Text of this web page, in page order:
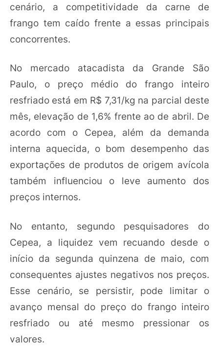
cenário, a competitividade da carne de
frango tem caído frente a essas principais
concorrentes.
No mercado atacadista da Grande São
Paulo, o preço médio do frango inteiro
resfriado está em R$ 7,31/kg na parcial deste
mês, elevação de 1,6% frente ao de abril. De
acordo com o Cepea, além da demanda
interna aquecida, o bom desempenho das
exportações de produtos de origem avícola
também influenciou o leve aumento dos
preços internos.
No entanto, segundo pesquisadores do
Cepea, a liquidez vem recuando desde o
início da segunda quinzena de maio, com
consequentes ajustes negativos nos preços.
Esse cenário, se persistir, pode limitar o
avanço mensal do preço do frango inteiro
resfriado ou até mesmo pressionar os
valores.